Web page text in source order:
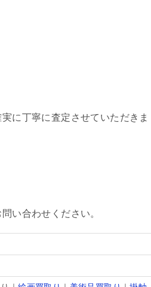
に丁寧に査定させていただきま
い合わせください。